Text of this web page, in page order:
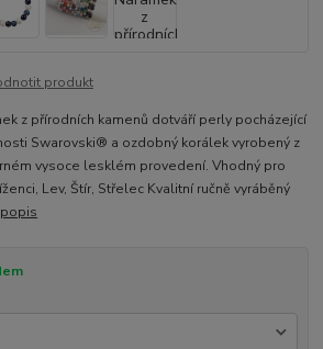
produkt
z přírodních kamenů dotváří perly pocházející
Swarovski® a ozdobný korálek vyrobený z
vysoce lesklém provedení. Vhodný pro
Lev, Štír, Střelec Kvalitní ručně vyráběný